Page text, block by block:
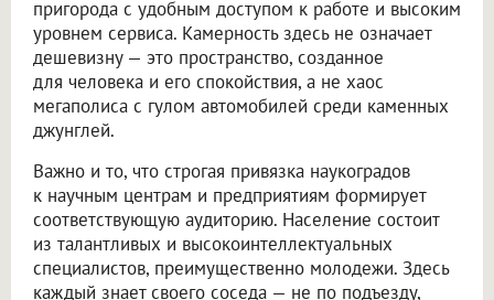
пригорода с удобным доступом к работе и высоким
уровнем сервиса. Камерность здесь не означает
дешевизну — это пространство, созданное
для человека и его спокойствия, а не хаос
мегаполиса с гулом автомобилей среди каменных
джунглей.
Важно и то, что строгая привязка наукоградов
к научным центрам и предприятиям формирует
соответствующую аудиторию. Население состоит
из талантливых и высокоинтеллектуальных
специалистов, преимущественно молодежи. Здесь
каждый знает своего соседа — не по подъезду,